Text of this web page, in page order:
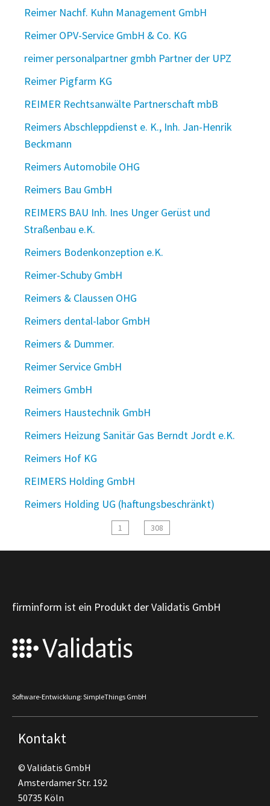
Reimer Nachf. Kuhn Management GmbH
Reimer OPV-Service GmbH & Co. KG
reimer personalpartner gmbh Partner der UPZ
Reimer Pigfarm KG
REIMER Rechtsanwälte Partnerschaft mbB
Reimers Abschleppdienst e. K., Inh. Jan-Henrik
Beckmann
Reimers Automobile OHG
Reimers Bau GmbH
REIMERS BAU Inh. Ines Unger Gerüst und
Straßenbau e.K.
Reimers Bodenkonzeption e.K.
Reimer-Schuby GmbH
Reimers & Claussen OHG
Reimers dental-labor GmbH
Reimers & Dummer.
Reimer Service GmbH
Reimers GmbH
Reimers Haustechnik GmbH
Reimers Heizung Sanitär Gas Berndt Jordt e.K.
Reimers Hof KG
REIMERS Holding GmbH
Reimers Holding UG (haftungsbeschränkt)
1 308
firminform ist ein Produkt der Validatis GmbH
Software-Entwicklung: SimpleThings GmbH
Kontakt
© Validatis GmbH
Amsterdamer Str. 192
50735 Köln